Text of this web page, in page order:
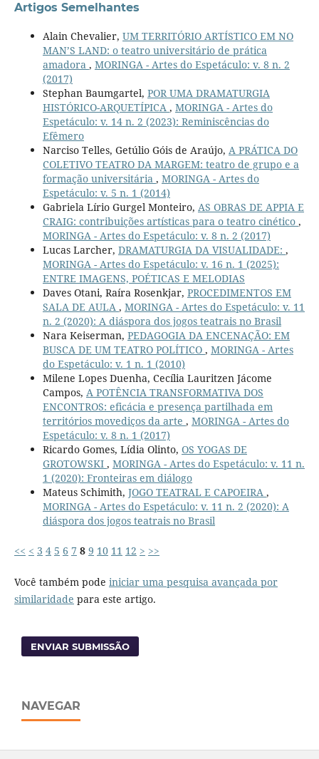
Artigos Semelhantes
Alain Chevalier, UM TERRITÓRIO ARTÍSTICO EM NO
MAN’S LAND: o teatro universitário de prática
amadora , MORINGA - Artes do Espetáculo: v. 8 n. 2
(2017)
Stephan Baumgartel, POR UMA DRAMATURGIA
HISTÓRICO-ARQUETÍPICA , MORINGA - Artes do
Espetáculo: v. 14 n. 2 (2023): Reminiscências do
Efêmero
Narciso Telles, Getúlio Góis de Araújo, A PRÁTICA DO
COLETIVO TEATRO DA MARGEM: teatro de grupo e a
formação universitária , MORINGA - Artes do
Espetáculo: v. 5 n. 1 (2014)
Gabriela Lírio Gurgel Monteiro, AS OBRAS DE APPIA E
CRAIG: contribuições artísticas para o teatro cinético ,
MORINGA - Artes do Espetáculo: v. 8 n. 2 (2017)
Lucas Larcher, DRAMATURGIA DA VISUALIDADE: ,
MORINGA - Artes do Espetáculo: v. 16 n. 1 (2025):
ENTRE IMAGENS, POÉTICAS E MELODIAS
Daves Otani, Raíra Rosenkjar, PROCEDIMENTOS EM
SALA DE AULA , MORINGA - Artes do Espetáculo: v. 11
n. 2 (2020): A diáspora dos jogos teatrais no Brasil
Nara Keiserman, PEDAGOGIA DA ENCENAÇÃO: EM
BUSCA DE UM TEATRO POLÍTICO , MORINGA - Artes
do Espetáculo: v. 1 n. 1 (2010)
Milene Lopes Duenha, Cecília Lauritzen Jácome
Campos, A POTÊNCIA TRANSFORMATIVA DOS
ENCONTROS: eficácia e presença partilhada em
territórios movediços da arte , MORINGA - Artes do
Espetáculo: v. 8 n. 1 (2017)
Ricardo Gomes, Lídia Olinto, OS YOGAS DE
GROTOWSKI , MORINGA - Artes do Espetáculo: v. 11 n.
1 (2020): Fronteiras em diálogo
Mateus Schimith, JOGO TEATRAL E CAPOEIRA ,
MORINGA - Artes do Espetáculo: v. 11 n. 2 (2020): A
diáspora dos jogos teatrais no Brasil
<< < 3 4 5 6 7 8 9 10 11 12 > >>
Você também pode iniciar uma pesquisa avançada por
similaridade para este artigo.
ENVIAR SUBMISSÃO
NAVEGAR